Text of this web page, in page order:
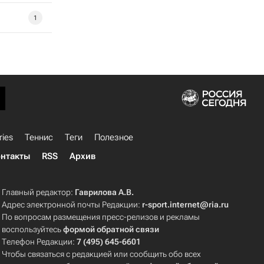
1
Теннис Теги
Полезное
RSS Архив
Главный редактор: Гаврилова А.В.
Адрес электронной почты Редакции: r-sport.internet@ria.ru
По вопросам размещения пресс-релизов и рекламы
воспользуйтесьформой обратной связи
Телефон Редакции:7 (495) 645-6601
Чтобы связаться с редакцией или сообщить обо всех